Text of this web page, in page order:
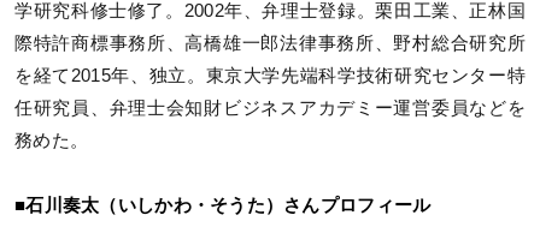
学研究科修士修了。2002年、弁理士登録。栗田工業、正林国
際特許商標事務所、高橋雄一郎法律事務所、野村総合研究所
を経て2015年、独立。東京大学先端科学技術研究センター特
任研究員、弁理士会知財ビジネスアカデミー運営委員などを
務めた。
■石川奏太（いしかわ・そうた）さんプロフィール